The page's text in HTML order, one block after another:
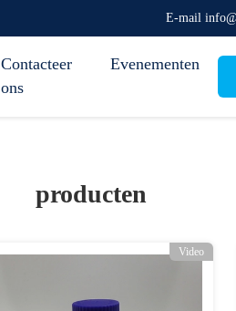
E-mail
Contacteer
ons
Evenementen
producten
Video